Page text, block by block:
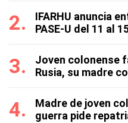
IFARHU anuncia
PASE-U del 11 al
Joven colonense
Rusia, su madre
Madre de joven
guerra pide